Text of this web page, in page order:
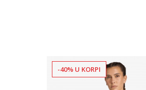
-40% U KORPI